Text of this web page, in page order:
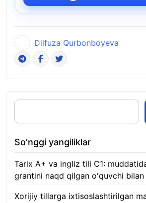
Dilfuza Qurbonboyeva
So’nggi yangiliklar
Tarix A+ va ingliz tili C1:
grantini naqd qilgan oʻquvchi bilan
Xorijiy tillarga ixtisoslashtirilgan